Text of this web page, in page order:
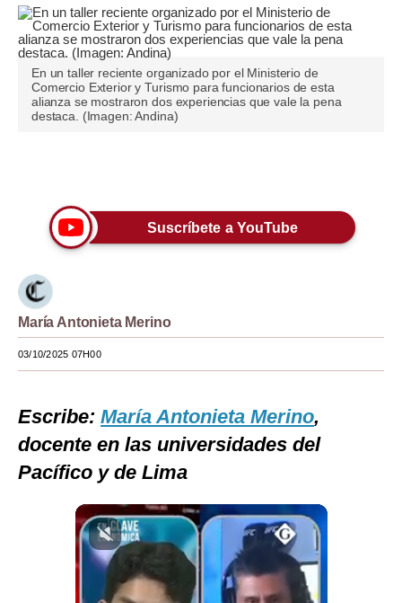
Opinión
Editorial
Pregunta de hoy
Blogs
Viajes
Estilos
Mundo
EEUU
México
España
Internacional
Tecnología
Club del Suscriptor
En un taller reciente organizado por el Ministerio de
Comercio Exterior y Turismo para funcionarios de esta
alianza se mostraron dos experiencias que vale la pena
destaca. (Imagen: Andina)
Suscríbete a YouTube
María Antonieta Merino
03/10/2025 07H00
Escribe: María Antonieta Merino,
docente en las universidades del
Pacífico y de Lima